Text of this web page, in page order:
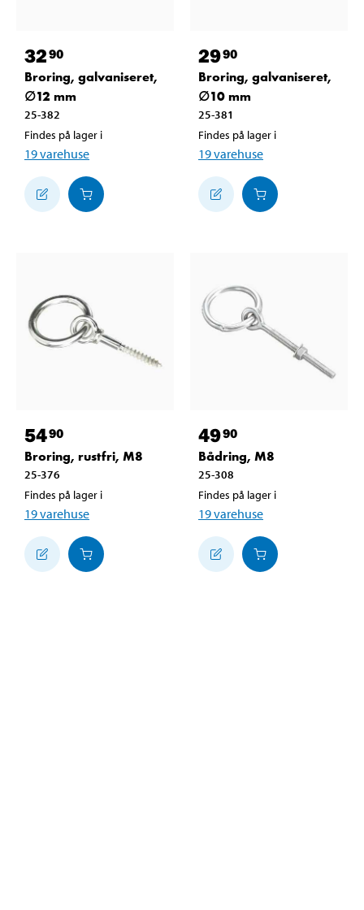
3290
Broring, galvaniseret,
∅12 mm
25-382
Findes på lager i
19varehuse
2990
Broring, galvaniseret,
∅10 mm
25-381
Findes på lager i
19varehuse
5490
Broring, rustfri, M8
25-376
Findes på lager i
19varehuse
4990
Bådring, M8
25-308
Findes på lager i
19varehuse